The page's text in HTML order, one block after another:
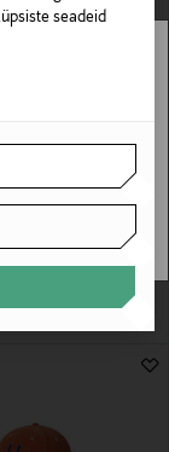
seadeid